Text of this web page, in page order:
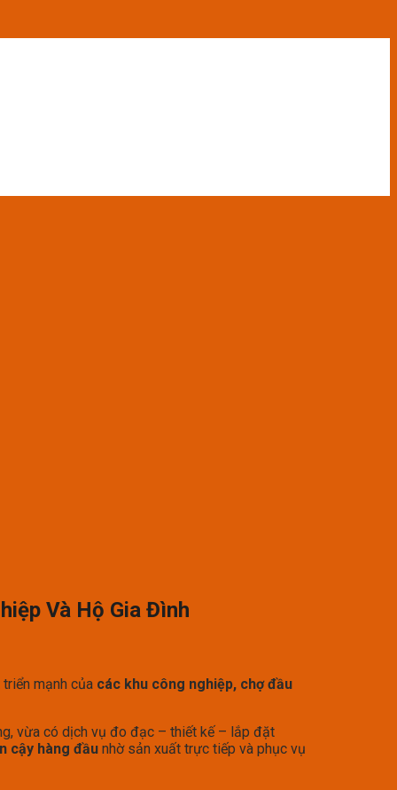
Và Hộ Gia Đình
mạnh của các khu công nghiệp, chợ đầu
vừa có dịch vụ đo đạc – thiết kế – lắp đặt
cậy hàng đầu nhờ sản xuất trực tiếp và phục vụ